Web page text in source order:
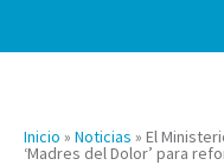
Inicio » Noticias » El
‘Madres del Dolor’ para